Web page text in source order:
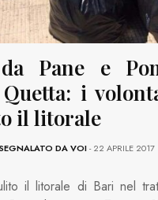
Pane e
i
il litorale
SEGNALATO DA VOI- 22 APRILE 2017
il litorale di Bari nel